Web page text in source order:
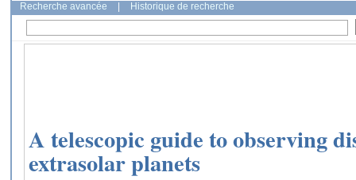
Recherche avancée Historique de recherche
A telescopic guide to observing
extrasolar planets